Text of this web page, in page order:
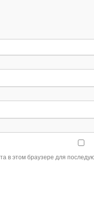
в этом браузере для